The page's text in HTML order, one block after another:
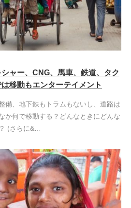
ャー、CNG、馬車、鉄道、タク
移動もエンターテイメント
備、地下鉄もトラムもないし、道路は
か何で移動する？どんなときにどんな
(さらに&…